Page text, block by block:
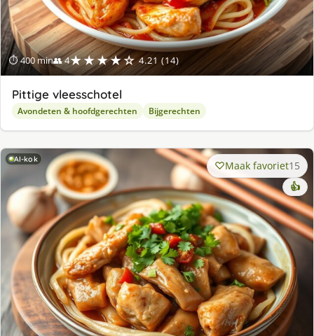
⏱ 400 min👥 4★★★★☆ 4.21 (14)
Pittige vleesschotel
Avondeten & hoofdgerechten Bijgerechten
AI-kok Maak favoriet15
👍